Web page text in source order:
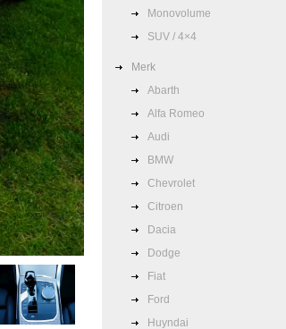
Monovolume
SUV / 4×4
Merk
Abarth
Alfa Romeo
Audi
BMW
Chevrolet
Citroen
Dacia
Dodge
Fiat
Ford
Huyndai